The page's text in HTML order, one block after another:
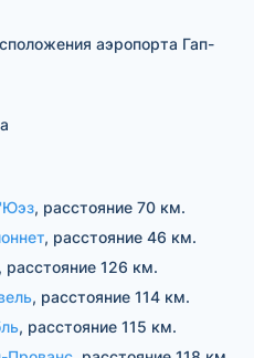
аэропорта Гап-
, расстояние 70 км.
, расстояние 46 км.
, расстояние 126 км.
, расстояние 114 км.
, расстояние 115 км.